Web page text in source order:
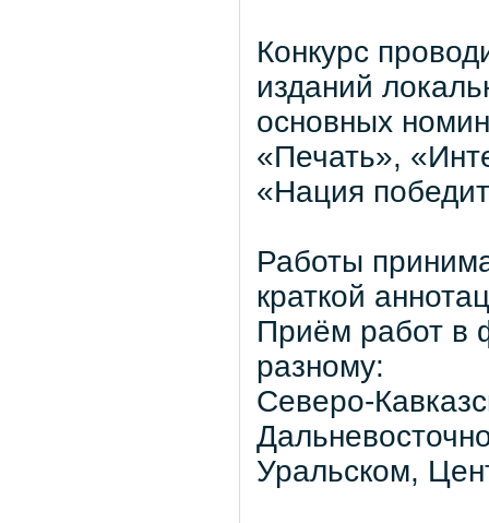
Конкурс
изданий
основных
«Печать»,
«Нация
Работы
краткой
Приём работ в
разному:
Северо-
Уральском,